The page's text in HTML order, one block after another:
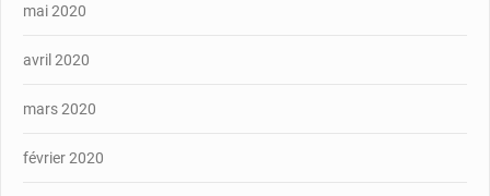
mai 2020
avril 2020
mars 2020
février 2020